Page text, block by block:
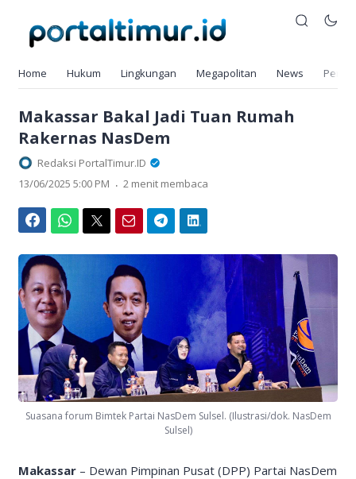
Home Hukum Lingkungan Megapolitan News
Makassar Bakal Jadi Tuan Rumah
Rakernas NasDem
Redaksi PortalTimur.ID
13/06/2025 5:00 PM . 2 menit membaca
Suasana forum Bimtek Partai NasDem Sulsel. (Ilustrasi/dok. NasDem
Sulsel)
Makassar – Dewan Pimpinan Pusat (DPP) Partai NasDem